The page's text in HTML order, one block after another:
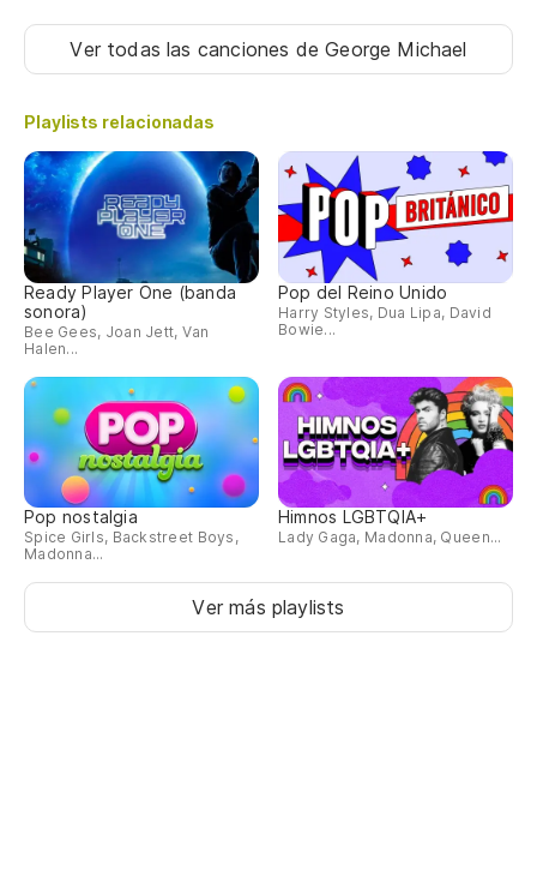
Ver todas las canciones de George Michael
Playlists relacionadas
Ready Player One (banda
sonora)
Bee Gees, Joan Jett, Van
Halen...
Pop del Reino Unido
Harry Styles, Dua Lipa, David
Bowie...
Pop nostalgia
Spice Girls, Backstreet Boys,
Madonna...
Himnos LGBTQIA+
Lady Gaga, Madonna, Queen...
Ver más playlists